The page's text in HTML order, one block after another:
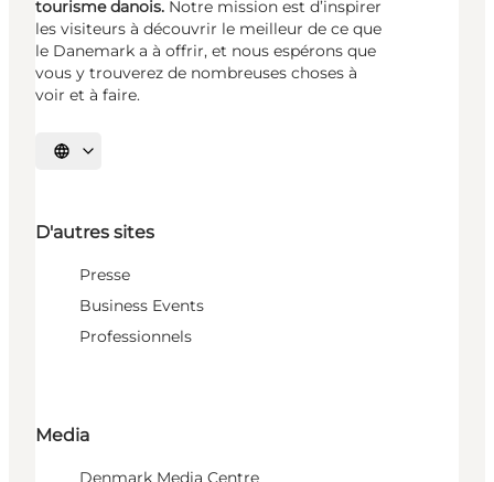
tourisme danois. Notre mission est d’inspirer
les visiteurs à découvrir le meilleur de ce que
le Danemark a à offrir, et nous espérons que
vous y trouverez de nombreuses choses à
voir et à faire.
Choisissez la langue
D'autres sites
Presse
Business Events
Professionnels
Media
Denmark Media Centre